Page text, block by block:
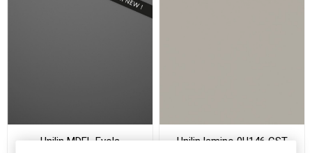
Unilin MDFL Evola
Unilin lamino 0U146 CST